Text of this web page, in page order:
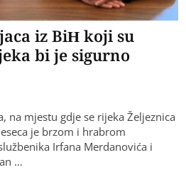
iz BiH koji su
bi je sigurno
na mjestu gdje se rijeka Željeznica
je brzom i hrabrom
Irfana Merdanovića i
…